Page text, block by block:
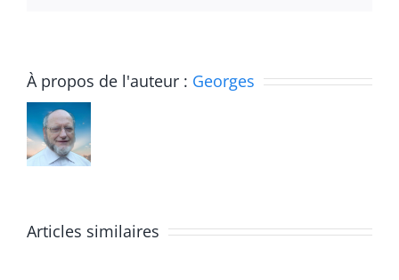
À propos de l'auteur : Georges
Articles similaires
La
Dieu